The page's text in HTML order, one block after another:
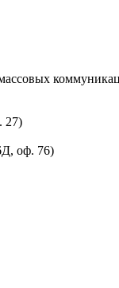
27)
оф. 76)